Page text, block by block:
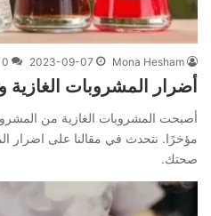
Mona Hesham
2023-09-07
0
أضرار المشروبات
أصبحت المشروبات الغازية من
مؤخرًا. نتحدث في مقالنا على اضرار
صحتك.